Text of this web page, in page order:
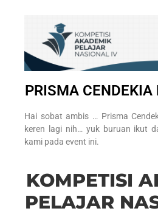
PRISMA CENDEKIA
Hai sobat ambis … Prisma
keren lagi nih… yuk buruan ikut
kami pada event ini.
KOMPETISI
PELAJAR